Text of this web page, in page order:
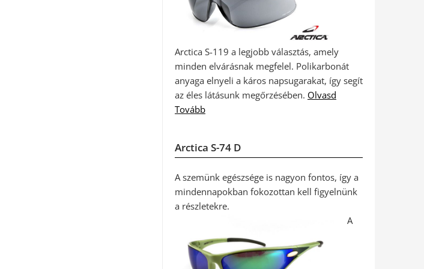
Arctica S-119 a legjobb választás, amely
minden elvárásnak megfelel. Polikarbonát
anyaga elnyeli a káros napsugarakat, így segít
az éles látásunk megőrzésében. Olvasd
Tovább
Arctica S-74 D
A szemünk egészsége is nagyon fontos, így a
mindennapokban fokozottan kell figyelnünk
a részletekre.
A